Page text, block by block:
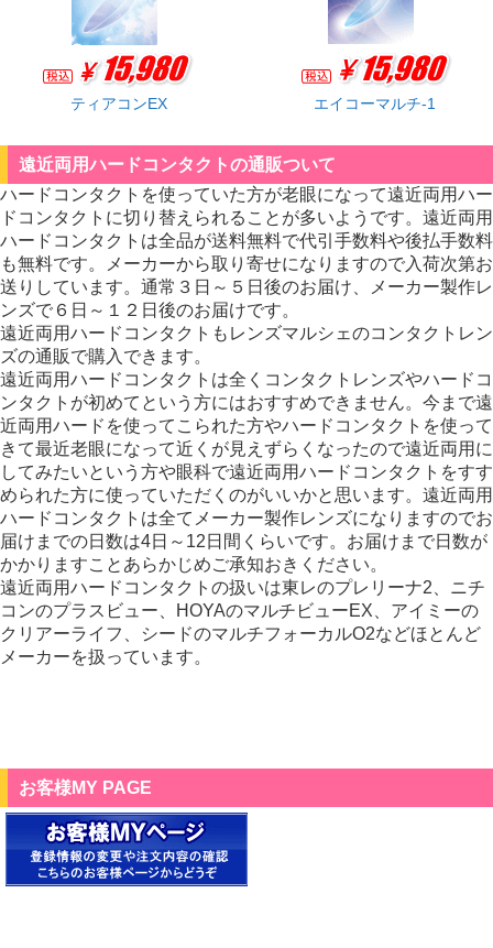
ティアコンEX エイコーマルチ-1
遠近両用ハードコンタクトの通販ついて
ハードコンタクトを使っていた方が老眼になって遠近両用ハー
ドコンタクトに切り替えられることが多いようです。遠近両用
ハードコンタクトは全品が送料無料で代引手数料や後払手数料
も無料です。メーカーから取り寄せになりますので入荷次第お
送りしています。通常３日～５日後のお届け、メーカー製作レ
ンズで６日～１２日後のお届けです。
遠近両用ハードコンタクトもレンズマルシェのコンタクトレン
ズの通販で購入できます。
遠近両用ハードコンタクトは全くコンタクトレンズやハードコ
ンタクトが初めてという方にはおすすめできません。今まで遠
近両用ハードを使ってこられた方やハードコンタクトを使って
きて最近老眼になって近くが見えずらくなったので遠近両用に
してみたいという方や眼科で遠近両用ハードコンタクトをすす
められた方に使っていただくのがいいかと思います。遠近両用
ハードコンタクトは全てメーカー製作レンズになりますのでお
届けまでの日数は4日～12日間くらいです。お届けまで日数が
かかりますことあらかじめご承知おきください。
遠近両用ハードコンタクトの扱いは東レのプレリーナ2、ニチ
コンのプラスビュー、HOYAのマルチビューEX、アイミーの
クリアーライフ、シードのマルチフォーカルO2などほとんど
メーカーを扱っています。
お客様MY PAGE